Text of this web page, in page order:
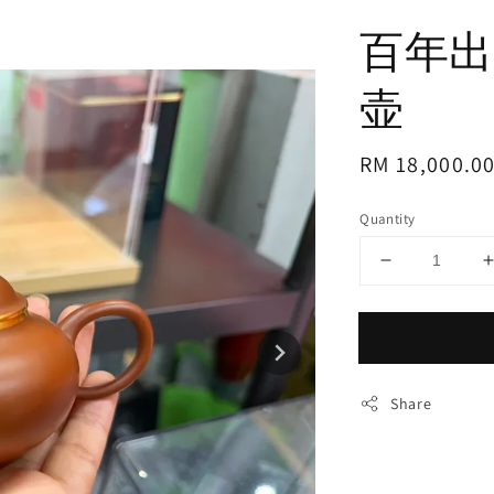
百年
壶
Regular
RM
Quantity
Share